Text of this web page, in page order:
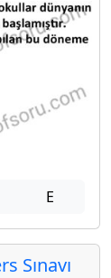
E
Sınavı